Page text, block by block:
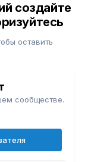
создайте
оставить
сообществе.